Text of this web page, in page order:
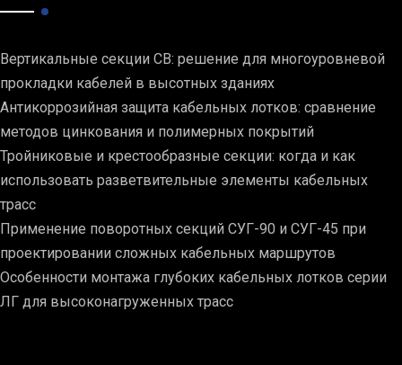
Вертикальные секции СВ: решение для многоуровневой
прокладки кабелей в высотных зданиях
Антикоррозийная защита кабельных лотков: сравнение
методов цинкования и полимерных покрытий
Тройниковые и крестообразные секции: когда и как
использовать разветвительные элементы кабельных
трасс
Применение поворотных секций СУГ-90 и СУГ-45 при
проектировании сложных кабельных маршрутов
Особенности монтажа глубоких кабельных лотков серии
ЛГ для высоконагруженных трасс